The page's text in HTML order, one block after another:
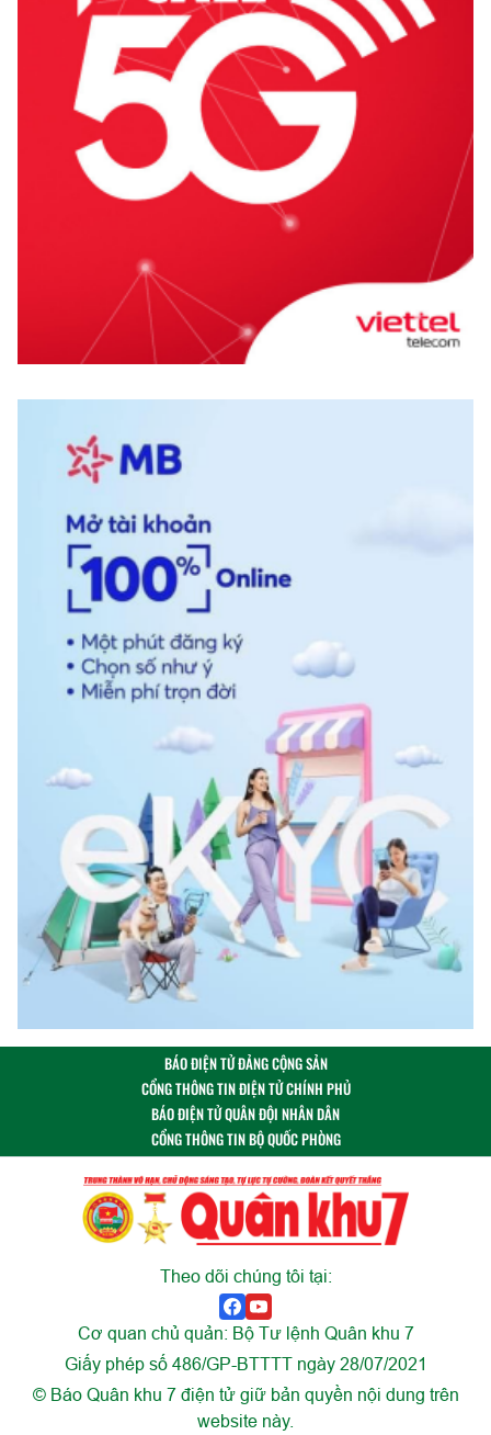
BÁO ĐIỆN TỬ ĐẢNG CỘNG SẢN
CỔNG THÔNG TIN ĐIỆN TỬ CHÍNH PHỦ
BÁO ĐIỆN TỬ QUÂN ĐỘI NHÂN DÂN
CỔNG THÔNG TIN BỘ QUỐC PHÒNG
Theo dõi chúng tôi tại:
Cơ quan chủ quản: Bộ Tư lệnh Quân khu 7
Giấy phép số 486/GP-BTTTT ngày 28/07/2021
© Báo Quân khu 7 điện tử giữ bản quyền nội dung trên
website này.